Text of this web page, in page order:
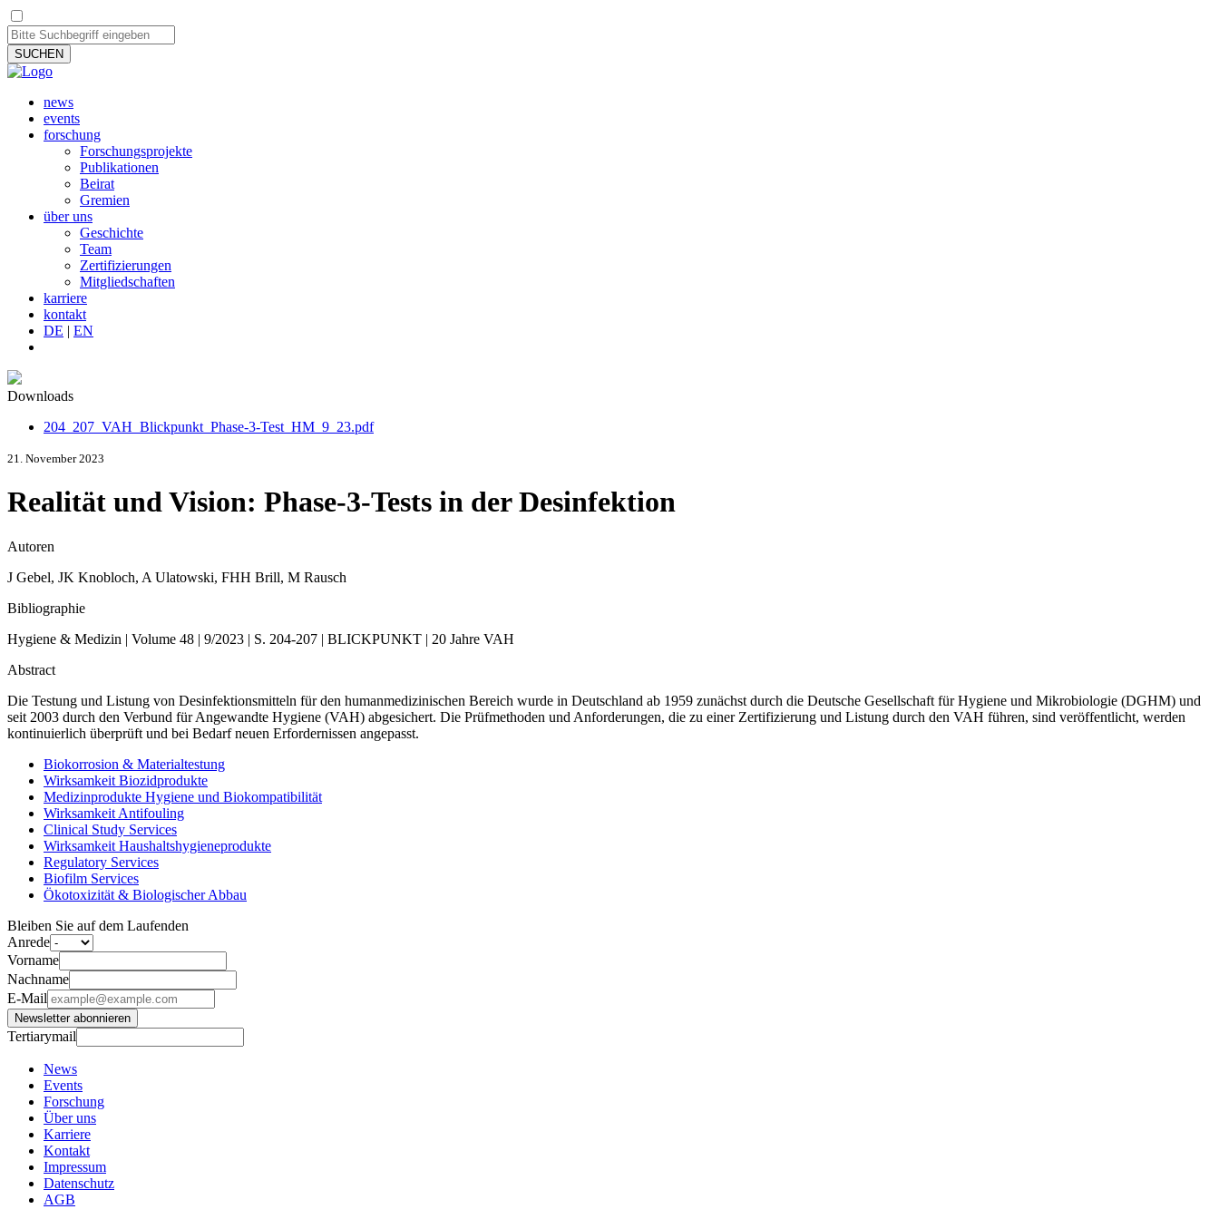
SUCHEN
news
events
forschung
Forschungsprojekte
Publikationen
Beirat
Gremien
über uns
Geschichte
Team
Zertifizierungen
Mitgliedschaften
karriere
kontakt
DE | EN
Downloads
204_207_VAH_Blickpunkt_Phase-3-Test_HM_9_23.pdf
21. November 2023
Realität und Vision: Phase-3-Tests in der Desinfektion
Autoren
J Gebel, JK Knobloch, A Ulatowski, FHH Brill, M Rausch
Bibliographie
Hygiene & Medizin | Volume 48 | 9/2023 | S. 204-207 | BLICKPUNKT | 20 Jahre VAH
Abstract
Die Testung und Listung von Desinfektionsmitteln für den humanmedizinischen Bereich wurde in Deutschland ab 1959 zunächst durch die Deutsche Gesellschaft für Hygiene und Mikrobiologie (DGHM) und
seit 2003 durch den Verbund für Angewandte Hygiene (VAH) abgesichert. Die Prüfmethoden und Anforderungen, die zu einer Zertifizierung und Listung durch den VAH führen, sind veröffentlicht, werden
kontinuierlich überprüft und bei Bedarf neuen Erfordernissen angepasst.
Biokorrosion & Materialtestung
Wirksamkeit Biozidprodukte
Medizinprodukte Hygiene und Biokompatibilität
Wirksamkeit Antifouling
Clinical Study Services
Wirksamkeit Haushaltshygieneprodukte
Regulatory Services
Biofilm Services
Ökotoxizität & Biologischer Abbau
Bleiben Sie auf dem Laufenden
Anrede
Vorname
Nachname
E-Mail
Newsletter abonnieren
Tertiarymail
News
Events
Forschung
Über uns
Karriere
Kontakt
Impressum
Datenschutz
AGB